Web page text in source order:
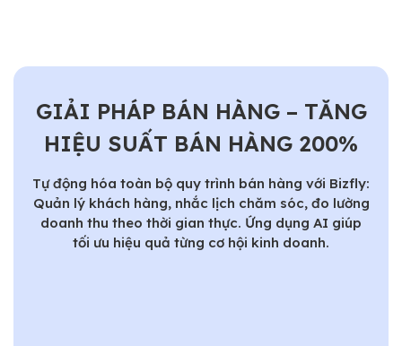
GIẢI PHÁP BÁN HÀNG – TĂNG
HIỆU SUẤT BÁN HÀNG 200%
Tự động hóa toàn bộ quy trình bán hàng với Bizfly:
Quản lý khách hàng, nhắc lịch chăm sóc, đo lường
doanh thu theo thời gian thực. Ứng dụng AI giúp
tối ưu hiệu quả từng cơ hội kinh doanh.